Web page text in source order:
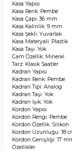
Kasa Yapısı
Kasa Renk: Pembe
Kasa Çapı: 36 mm
Kasa Kalinlik: 9 mm
Kasa Şekli: Yuvarlak
Kasa Materyali: Plastik
Kasa Taşı: Yok
Cam Özellik: Mineral
Tarz: Klasik Saatler
Kadran Yapısı
Kadran Renk: Pembe
Kadran Tipi: Analog
Kadran Taşı: Yok
Kadran Işık: Yok
Kordon Yapısı
Kordon Rengi: Pembe
Kordon Özellik: Silikon
Kordon Uzunluğu: 18
Kordon Genişliği: 17
Özellikler